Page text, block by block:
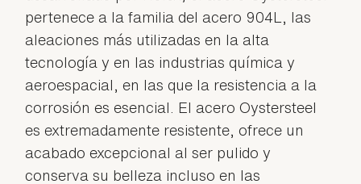
pertenece a la familia del acero 904L, las
aleaciones más utilizadas en la alta
tecnología y en las industrias química y
aeroespacial, en las que la resistencia a la
corrosión es esencial. El acero Oystersteel
es extremadamente resistente, ofrece un
acabado excepcional al ser pulido y
conserva su belleza incluso en las